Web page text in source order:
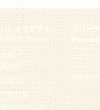
ハレオリデザイン
hareori design
─────────
出産
誕生日
七五三
学校行事
旅行/イベント
フリー
Free
─────
ムアク
シンプ
似顔絵